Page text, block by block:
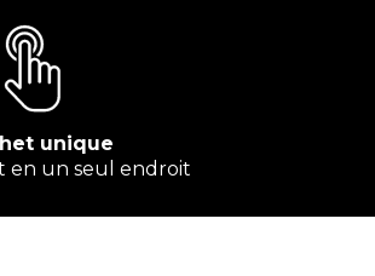
unique
en un seul endroit